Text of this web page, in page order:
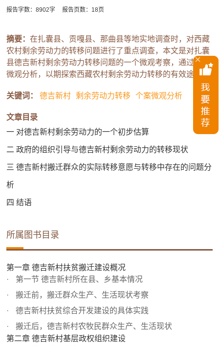
报告字数：8902字 报告页数：18页
摘要：在扎囊县、贡嘎县、那曲县等地实地调查时，对西藏
农村剩余劳动力的转移问题进行了重点调查，本文是对扎囊
县德吉新村剩余劳动力转移问题的一个微观考察，通过个案
微观分析，以期探索西藏农村剩余劳动力转移的有效途径。
关键词： 德吉新村 剩余劳动力转移 个案微观分析
文章目录
一 对德吉新村剩余劳动力的一个初步估算
二 政府的组织引导与德吉新村剩余劳动力的转移现状
三 德吉新村搬迁群众的实际转移意愿与转移中存在的问题分
析
四 结语
所属图书目录
第一章 德吉新村扶贫搬迁建设概况
第一节 德吉新村所在县、乡基本情况
搬迁前，搬迁群众生产、生活现状考察
德吉新村扶贫综合开发建设的具体实践
搬迁后，德吉新村农牧民群众生产、生活现状
第二章 德吉新村基层政权组织建设